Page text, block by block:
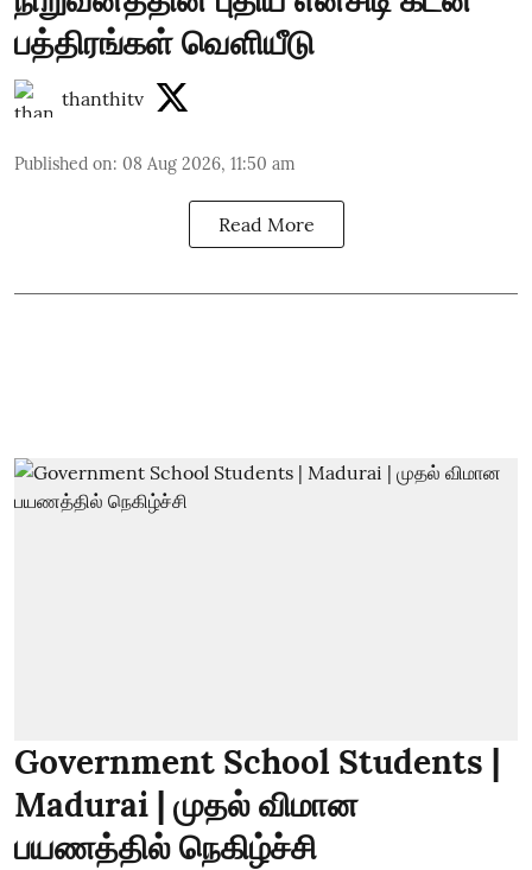
பத்திரங்கள் வெளியீடு
thanthitv
Published on: 08 Aug 2026, 11:50 am
Read More
Government School Students |
Madurai | முதல் விமான
பயணத்தில் நெகிழ்ச்சி